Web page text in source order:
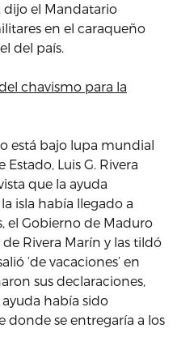
dijo el Mandatario
en el caraqueño
del país.
chavismo para la
está bajo lupa mundial
Luis G. Rivera
que la ayuda
isla había llegado a
el Gobierno de Maduro
Rivera Marín y las tildó
‘de vacaciones’ en
sus declaraciones,
había sido
donde se entregaría a los